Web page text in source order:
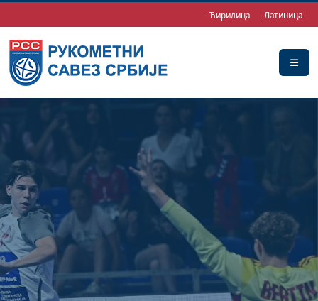
Ћирилица Латиница
КАДЕТИ
4/0 8 6
Орлићи нису имали